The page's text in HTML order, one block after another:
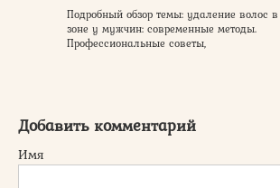
Подробный обзор темы: удаление волос
зоне у мужчин: современные методы.
Профессиональные советы,
Добавить комментарий
Имя